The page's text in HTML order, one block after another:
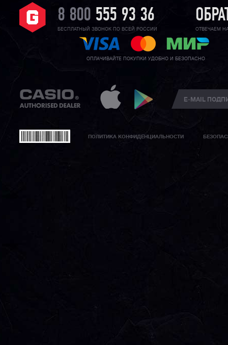
8 800 555 93 36
БЕСПЛАТНЫЙ ЗВОНОК ПО ВСЕЙ РОССИИ ОТВЕЧАЕМ
ОПЛАЧИВАЙТЕ ПОКУПКИ УДОБНО И БЕЗОПАСНО
ПОЛИТИКА КОНФИДЕНЦИАЛЬНОСТИ